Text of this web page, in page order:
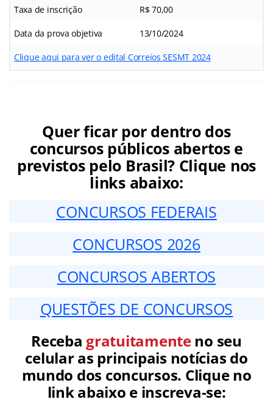
Taxa de inscrição R$ 70,00
Data da prova objetiva 13/10/2024
Clique aqui para ver o edital Correios SESMT 2024
Quer ficar por dentro dos
concursos públicos abertos e
previstos pelo Brasil? Clique nos
links abaixo:
CONCURSOS FEDERAIS
CONCURSOS 2026
CONCURSOS ABERTOS
QUESTÕES DE CONCURSOS
Receba gratuitamenteno seu
celular as principais notícias do
mundo dos concursos. Clique no
link abaixo e inscreva-se: